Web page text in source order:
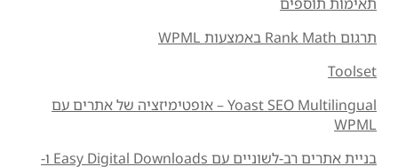
תרגום Rank Math באמצעות WPML
Toolset
Yoast SEO Multilingual – אופטימיזציה של אתרים עם
WPML
בניית אתרים רב-לשוניים עם Easy Digital Downloads ו-